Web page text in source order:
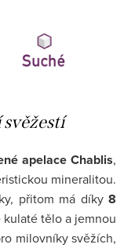
apelace Chablis,
mineralitou.
přitom má díky 8
kulaté tělo a jemnou
milovníky svěžích,